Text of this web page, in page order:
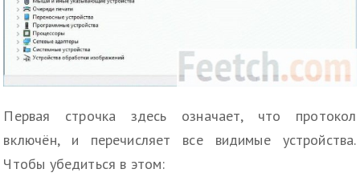
Первая строчка здесь означает, что протокол
включён, и перечисляет все видимые устройства.
Чтобы убедиться в этом: